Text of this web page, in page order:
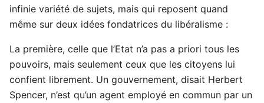
infinie variété de sujets, mais qui reposent quand
même sur deux idées fondatrices du libéralisme :
La première, celle que l’Etat n’a pas a priori tous les
pouvoirs, mais seulement ceux que les citoyens lui
confient librement. Un gouvernement, disait Herbert
Spencer, n’est qu’un agent employé en commun par un